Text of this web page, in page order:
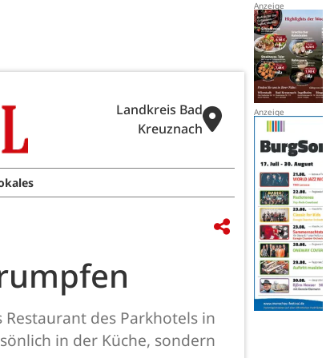
Landkreis Bad
Kreuznach
des Parkhotels in
in der Küche, sondern